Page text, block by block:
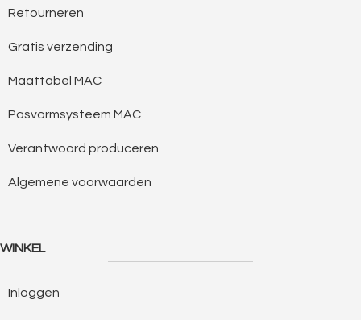
Retourneren
Gratis verzending
Maattabel MAC
Pasvormsysteem MAC
Verantwoord produceren
Algemene voorwaarden
WINKEL
Inloggen